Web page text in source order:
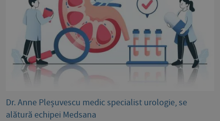
Dr. Anne Pleșuvescu medic specialist urologie, se
alătură echipei Medsana